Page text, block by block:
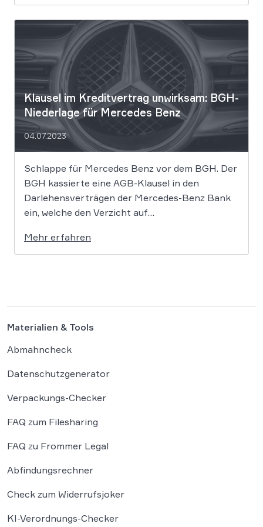
Abgasskandal-Fall – den Käufer eines BMW […]
Klausel im Kre­dit­ver­trag unwirksam: BGH-
Niederlage für Mercedes Benz
04.07.2023
Schlappe für Mercedes Benz vor dem BGH. Der
BGH kassierte eine AGB-Klausel in den
Darlehensverträgen der Mercedes-Benz Bank
ein, welche den Verzicht auf
Autokredits beinhaltete. Damit dürfen Käufer
weiterhin gegen Mercedes klagen und
Mehr erfahren
Materialien & Tools
Abmahncheck
Datenschutzgenerator
Verpackungs-Checker
FAQ zum Filesharing
FAQ zu Frommer Legal
Abfindungsrechner
Check zum Widerrufsjoker
KI-Verordnungs-Checker